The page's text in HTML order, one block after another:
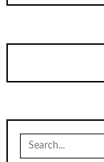
Search
for: